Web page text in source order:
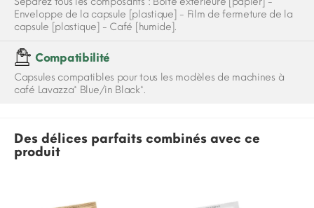
Enveloppe de la capsule [plastique] - Film de fermeture de la
capsule [plastique] - Café [humide].
Compatibilité
Capsules compatibles pour tous les modèles de machines à
café Lavazza* Blue/in Black*.
Des délices parfaits combinés avec ce
produit